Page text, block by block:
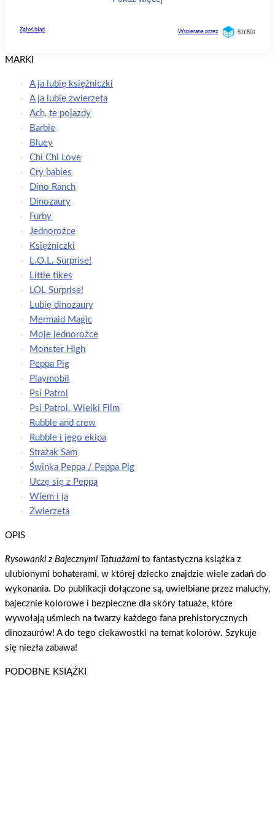
MARKI
A ja lubię księżniczki
A ja lubię zwierzęta
Ach, te pojazdy
Barbie
Bluey
Chi Chi Love
Cry babies
Dino Ranch
Dinozaury
Furby
Jednorożce
Księżniczki
L.O.L. Surprise!
Little tikes
LOL Surprise!
Lubię dinozaury
Mermaid Magic
Moje jednorożce
Monster High
Peppa Pig
Playmobil
Psi Patrol
Psi Patrol. Wielki Film
Rubble and crew
Rubble i jego ekipa
Strażak Sam
Świnka Peppa / Peppa Pig
Uczę się z Peppą
Wiem i ja
Zwierzęta
OPIS
Rysowanki z Bajecznymi Tatuażamito fantastyczna książka z
ulubionymi bohaterami, w której dziecko znajdzie wiele zadań do
wykonania. Do publikacji dołączone są, uwielbiane przez maluchy,
bajecznie kolorowe i bezpieczne dla skóry tatuaże, które
wywołają uśmiech na twarzy każdego fana prehistorycznych
dinozaurów! A do tego ciekawostki na temat kolorów. Szykuje
się niezła zabawa!
PODOBNE KSIĄŻKI